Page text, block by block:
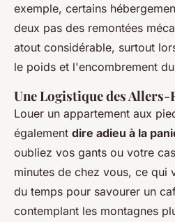
exemple, certains
deux pas des remontées
atout considérable, surtout
le poids et l'encombrement
Une Logistique des
Louer un appartement aux
également dire adieu à la
oubliez vos gants ou votre
minutes de chez vous, ce qui
du temps pour savourer un
contemplant les montagnes